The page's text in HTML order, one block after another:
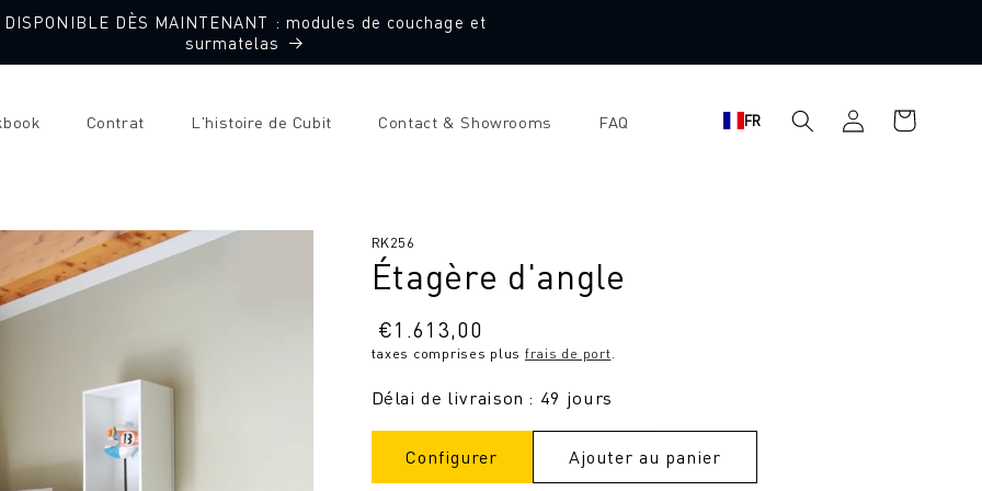
DISPONIBLE DÈS MAINTENANT : modules de couchage et
surmatelas
Contrat L'histoire de Cubit Contact & Showrooms FAQ FR
connecter
Panier
d'achat
SKU
RK256
Étagère d'angle
Prix
normal
€1.613,00
taxes comprises plus frais de port.
Délai de livraison : 49 jours
Configurer Ajouter au panier